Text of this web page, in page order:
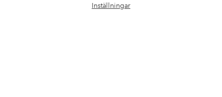
Inställningar